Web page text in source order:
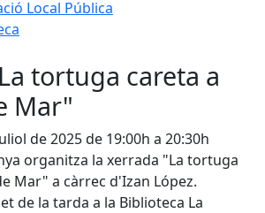
Local Pública
tortuga careta a
Mar"
de 2025 de 19:00h a 20:30h
organitza la xerrada "La tortuga
Mar" a càrrec d'Izan López.
de la tarda a la Biblioteca La